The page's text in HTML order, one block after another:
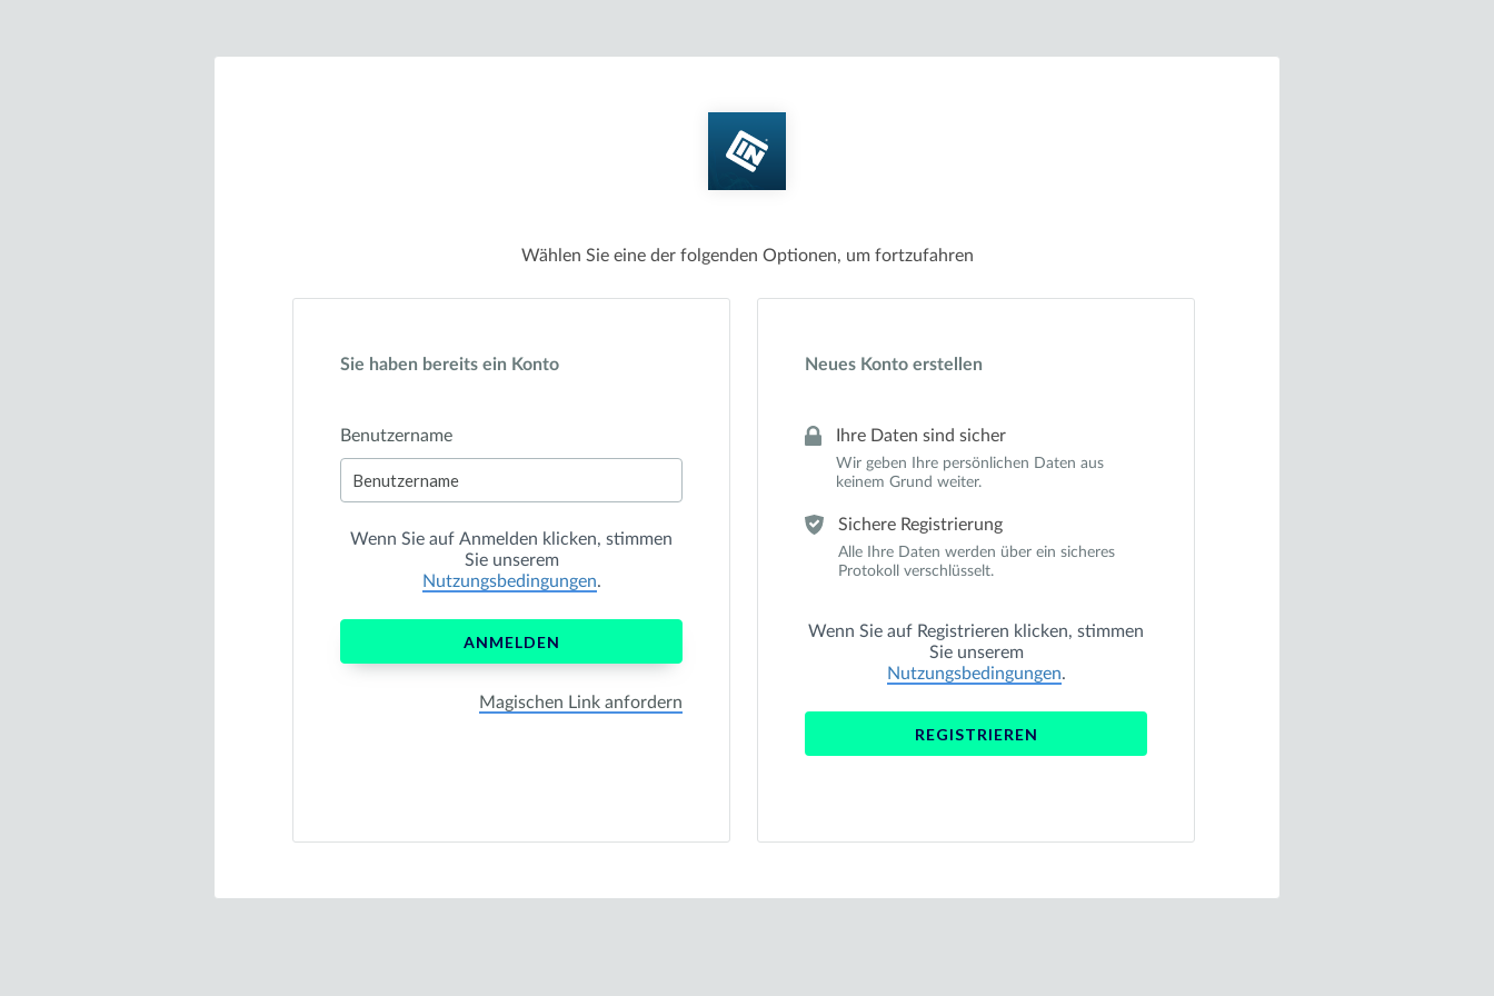
Wählen Sie eine der folgenden Optionen, um fortzufahren
Sie haben bereits ein Konto
Benutzername
Wenn Sie auf Anmelden klicken, stimmen
Sie unserem
Nutzungsbedingungen.
ANMELDEN
Magischen Link anfordern
Neues Konto erstellen
Ihre Daten sind sicher
Wir geben Ihre persönlichen Daten aus
keinem Grund weiter.
Sichere Registrierung
Alle Ihre Daten werden über ein sicheres
Protokoll verschlüsselt.
Wenn Sie auf Registrieren klicken, stimmen
Sie unserem
Nutzungsbedingungen.
REGISTRIEREN